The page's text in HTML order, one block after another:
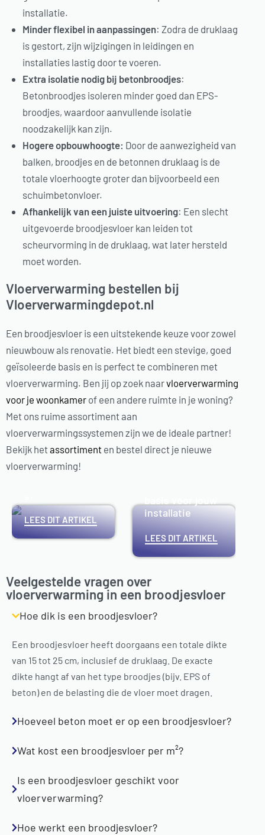
installatie.
Minder flexibel in aanpassingen: Zodra de druklaag
is gestort, zijn wijzigingen in leidingen en
installaties lastig door te voeren.
Extra isolatie nodig bij betonbroodjes:
Betonbroodjes isoleren minder goed dan EPS-
broodjes, waardoor aanvullende isolatie
noodzakelijk kan zijn.
Hogere opbouwhoogte: Door de aanwezigheid van
balken, broodjes en de betonnen druklaag is de
totale vloerhoogte groter dan bijvoorbeeld een
schuimbetonvloer.
Afhankelijk van een juiste uitvoering: Een slecht
uitgevoerde broodjesvloer kan leiden tot
scheurvorming in de druklaag, wat later hersteld
moet worden.
Vloerverwarming bestellen bij
Vloerverwarmingdepot.nl
Een broodjesvloer is een uitstekende keuze voor zowel
nieuwbouw als renovatie. Het biedt een stevige, goed
geïsoleerde basis en is perfect te combineren met
vloerverwarming. Ben jij op zoek naarvloerverwarming
voor je woonkamer of een andere ruimte in je woning?
Met ons ruime assortiment aan
vloerverwarmingssystemen zijn we de ideale partner!
Bekijk hetassortiment en bestel direct je nieuwe
vloerverwarming!
Vloerverwarmin
g kosten 2025:
Wat kost
LEES DIT ARTIKEL
Meerlagenbuis
installatie
LEES DIT ARTIKEL
Veelgestelde vragen over
vloerverwarming in een broodjesvloer
Hoe dik is een broodjesvloer?
Een broodjesvloer heeft doorgaans een totale dikte
van 15 tot 25 cm, inclusief de druklaag. De exacte
dikte hangt af van het type broodjes (bijv. EPS of
beton) en de belasting die de vloer moet dragen.
Hoeveel beton moet er op een broodjesvloer?
Wat kost een broodjesvloer per m²?
Is een broodjesvloer geschikt voor
vloerverwarming?
Hoe werkt een broodjesvloer?